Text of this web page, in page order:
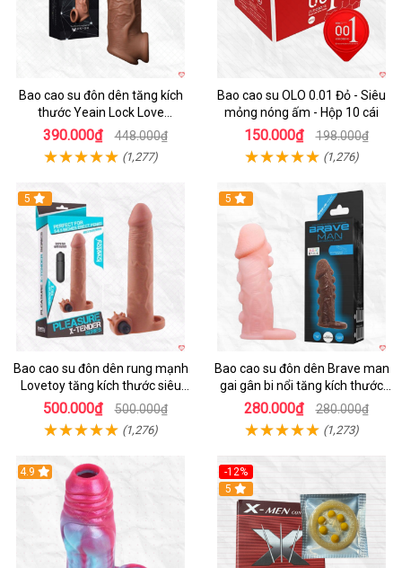
Bao cao su đôn dên tăng kích
thước Yeain Lock Love
Raytheon
390.000₫ 448.000₫
(1,277)
Bao cao su OLO 0.01 Đỏ - Siêu
mỏng nóng ấm - Hộp 10 cái
150.000₫ 198.000₫
(1,276)
5
Bao cao su đôn dên rung mạnh
Lovetoy tăng kích thước siêu
phê
500.000₫ 500.000₫
(1,276)
5
Bao cao su đôn dên Brave man
gai gân bi nổi tăng kích thước
kéo dài thời gian
280.000₫ 280.000₫
(1,273)
4.9
-12%
Hot
5